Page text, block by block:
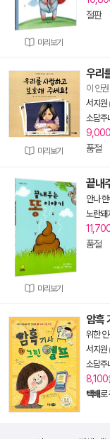
미리보기
절판
미리보기
우리
이 인권
서지원
소담주
9,000
품절
미리보기
끝내
안나
노란돼
품절
암흑
위한
서지원
소담주
8,100
택배로